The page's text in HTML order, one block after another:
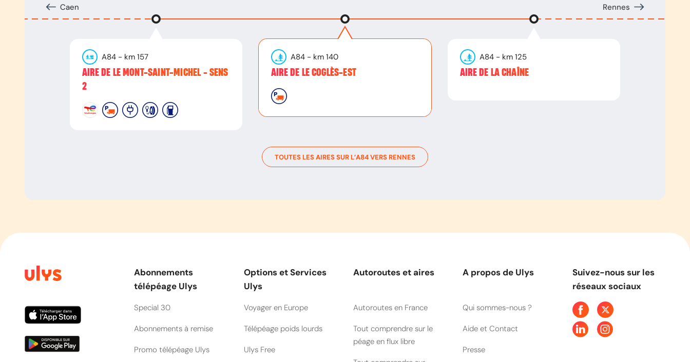
Caen Rennes
A84 - km 157
AIRE DE LE MONT-SAINT-MICHEL - SENS
2
A84 - km 140
AIRE DE LE COGLÈS-EST
A84 - km 125
AIRE DE LA CHAÎNE
TOUTES LES AIRES SUR L’A84VERS RENNES
Abonnements
télépéage Ulys
Special 30
Abonnements à remise
Promo télépéage Ulys
Options et Services
Ulys
Voyager en Europe
Télépéage poids lourds
Ulys Free
Autoroutes et aires
Autoroutes en France
Tout comprendre sur le
péage en flux libre
A propos de Ulys
Qui sommes-nous ?
Aide et Contact
Presse
Suivez-nous sur les
réseaux sociaux